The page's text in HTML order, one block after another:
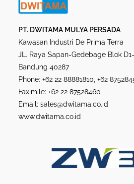
PT. DWITAMA MULYA PERSADA
Kawasan Industri De Prima Terra
JL. Raya Sapan-Gedebage Blok
Bandung 40287
Phone: +62 22 88881810, +62
Faximile: +62 22 87528460
Email: sales@dwitama.co.id
www.dwitama.co.id